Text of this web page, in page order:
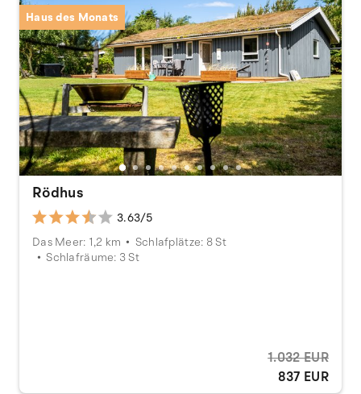
Haus des Monats
Rödhus
3.63/5
Das Meer: 1,2 km
Schlafplätze: 8 St
Schlafräume: 3 St
1.032 EUR
837 EUR